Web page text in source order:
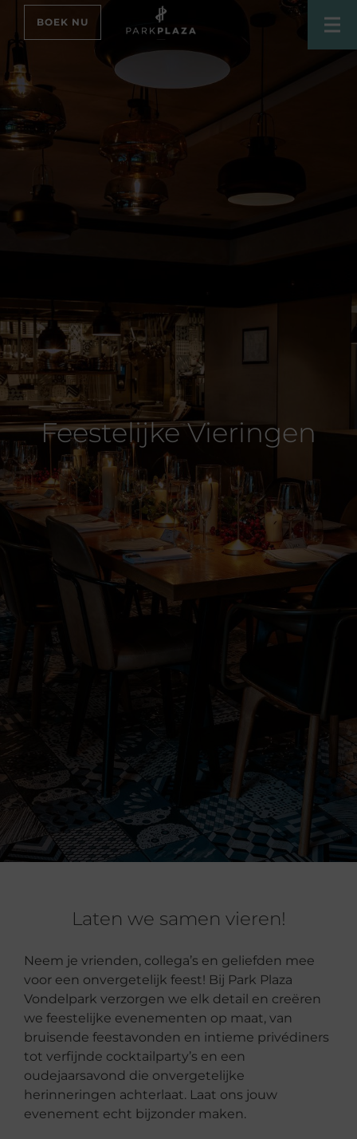
BOEK NU
Feestelijke Vieringen
Laten we samen vieren!
Neem je vrienden, collega’s en geliefden mee
voor een onvergetelijk feest! Bij Park Plaza
Vondelpark verzorgen we elk detail en creëren
we feestelijke evenementen op maat, van
bruisende feestavonden en intieme privédiners
tot verfijnde cocktailparty’s en een
oudejaarsavond die onvergetelijke
herinneringen achterlaat. Laat ons jouw
evenement echt bijzonder maken.